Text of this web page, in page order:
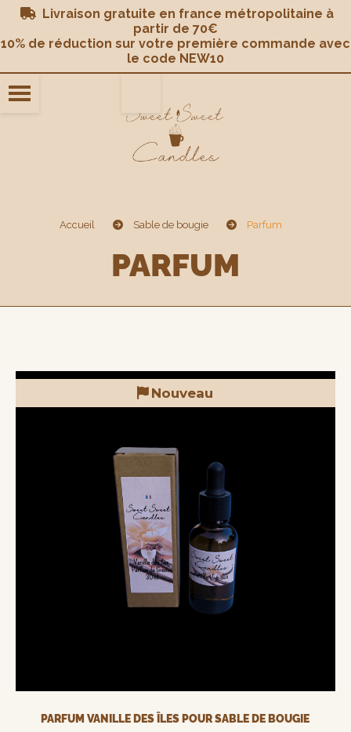
 Livraison gratuite en france métropolitaine à
partir de 70€
10% de réduction sur votre première commande avec
le code NEW10
Accueil Sable de bougie Parfum
PARFUM
Nouveau
PARFUM VANILLE DES ÎLES POUR SABLE DE BOUGIE
Panneau de gestion des cookies